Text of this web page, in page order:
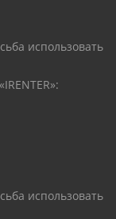
использовать
использовать